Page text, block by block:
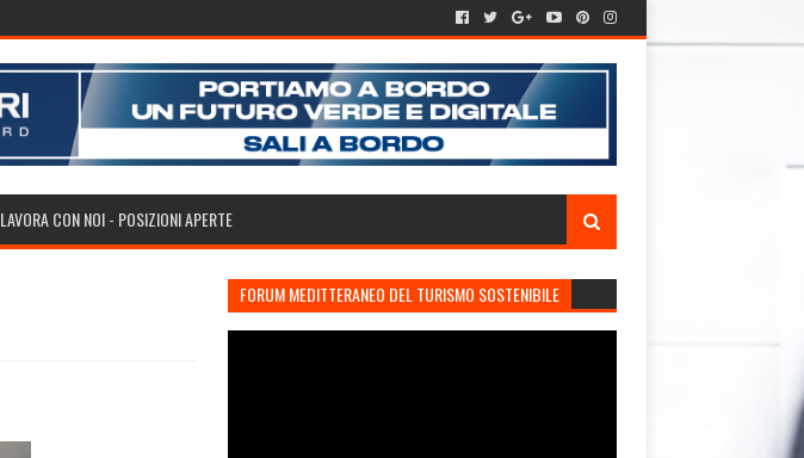
LAVORA CON NOI - POSIZIONI APERTE
FORUM MEDITTERANEO DEL TURISMO SOSTENIBILE